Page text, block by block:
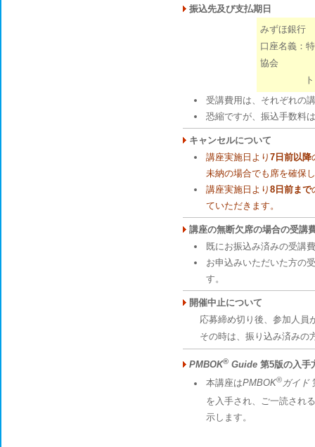
振込先及び支払期日
みずほ銀行
口座名義：
協会
トクヒ)ニ
受講費用は、それぞれの
恐縮ですが、振込手数料
キャンセルについて
講座実施日より 7日前以降
未納の場合でも席を確保
講座実施日より 8日前まで
ていただきます。
講座の無断欠席の場合の受講
既にお振込み済みの受講
お申込みいただいた方の
す。
開催中止について
応募締め切り後、参加人員
その時は、振り込み済みの
PMBOK® Guide 第5版の入手
本講座はPMBOK®ガイド
を入手され、ご一読され
示します。